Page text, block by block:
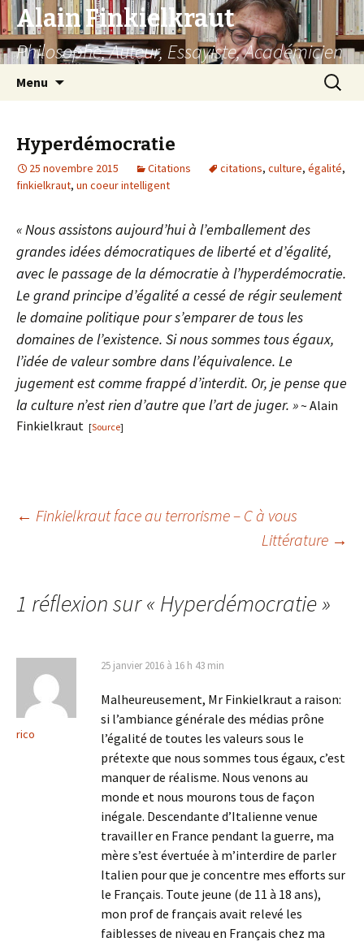
Alain Finkielkraut
Philosophe, Auteur, Essayiste, Académicien
Menu
Hyperdémocratie
25 novembre 2015 Citations citations, culture, égalité,
finkielkraut, un coeur intelligent
« Nous assistons aujourd’hui à l’emballement des
grandes idées démocratiques de liberté et d’égalité,
avec le passage de la démocratie à l’hyperdémocratie.
Le grand principe d’égalité a cessé de régir seulement
le domaine politique pour s’emparer de tous les
domaines de l’existence. Si nous sommes tous égaux,
l’idée de valeur sombre dans l’équivalence. Le
jugement est comme frappé d’interdit. Or, je pense que
la culture n’est rien d’autre que l’art de juger. »~ Alain
Finkielkraut [Source]
Navigation
← Finkielkraut face au terrorisme – C à vous
Littérature →
1 réflexion sur « Hyperdémocratie»
rico
25 janvier 2016 à 16 h 43 min
Malheureusement, Mr Finkielkraut a raison:
si l’ambiance générale des médias prône
l’égalité de toutes les valeurs sous le
prétexte que nous sommes tous égaux, c’est
manquer de réalisme. Nous venons au
monde et nous mourons tous de façon
inégale. Descendante d’Italienne venue
travailler en France pendant la guerre, ma
mère s’est évertuée à m’interdire de parler
Italien pour que je concentre mes efforts sur
le Français. Toute jeune (de 11 à 18 ans),
mon prof de français avait relevé les
faiblesses de niveau en Français chez ma